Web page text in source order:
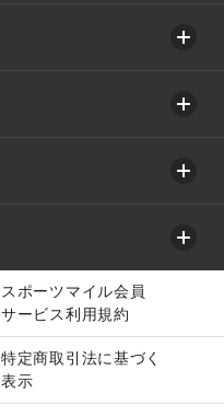
スポーツマイル会員
サービス利用規約
特定商取引法に基づく
表示